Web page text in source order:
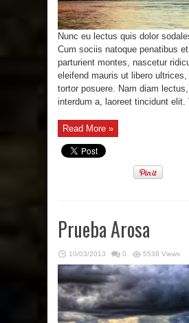
Nunc eu lectus quis dolor
Cum sociis natoque penatibus
parturient montes, nascetur
eleifend mauris ut libero
tortor posuere. Nam diam
interdum a, laoreet tincidunt elit.
Read More »
Prueba Arosa
10/03/2013 0 5538 Views